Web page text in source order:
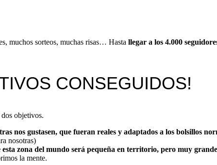
muchos sorteos, muchas risas… Hasta llegar a los 4.000
CONSEGUIDOS!
objetivos.
nos gustasen, que fueran reales y adaptados a los bolsillos
nosotras)
zona del mundo será pequeña en territorio, pero muy
la mente.